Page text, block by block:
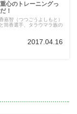
心のトレーニングっ
！
嘉智（つつごうよしもと）
筒香選手、タラウマラ族の
2017.04.16